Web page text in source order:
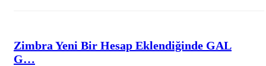
Zimbra Yeni Bir Hesap Eklendiğinde GAL
G…